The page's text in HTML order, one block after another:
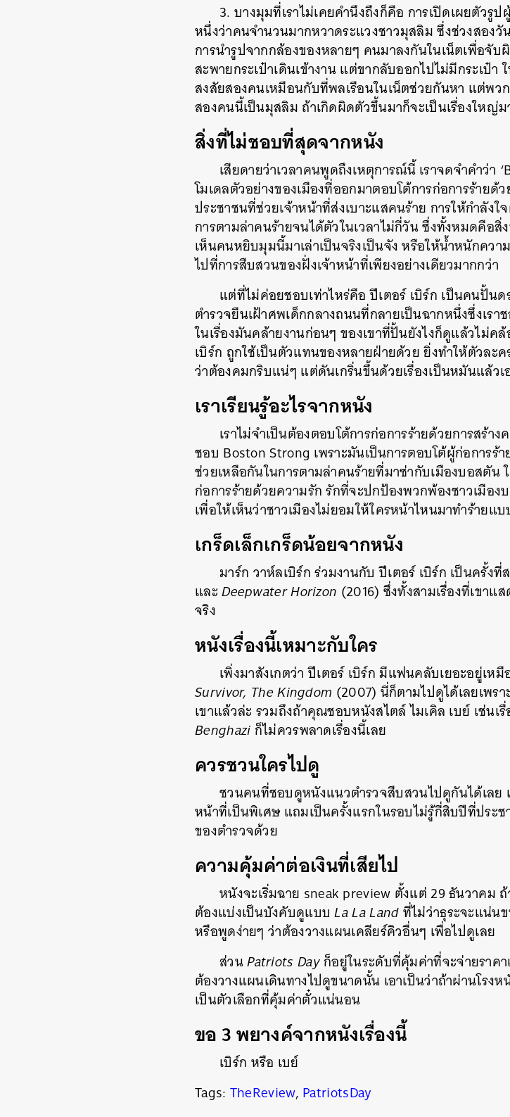
3. บางมุมที่เราไม่เคยคำนึงถึงก็คือ การเปิดเผยตัวรู
หนึ่งว่าคนจำนวนมากหวาดระแวงชาวมุสลิม ซึ่งช่วงสอง
การนำรูปจากกล้องของหลายๆ คนมาลงกันในเน็ตเพื่อจั
สะพายกระเป๋าเดินเข้างาน แต่ขากลับออกไปไม่มีกระเป๋
สงสัยสองคนเหมือนกับที่พลเรือนในเน็ตช่วยกันหา แต่พว
สองคนนี้เป็นมุสลิม ถ้าเกิดผิดตัวขึ้นมาก็จะเป็นเรื่องให
สิ่งที่ไม่ชอบที่สุดจากหนัง
เสียดายว่าเวลาคนพูดถึงเหตุการณ์นี้ เราจดจำคำว่า
โมเดลตัวอย่างของเมืองที่ออกมาตอบโต้การก่อการร้ายด้
ประชาชนที่ช่วยเจ้าหน้าที่ส่งเบาะแสคนร้าย การให้กำลัง
การตามล่าคนร้ายจนได้ตัวในเวลาไม่กี่วัน ซึ่งทั้งหมดคือ
เห็นคนหยิบมุมนี้มาเล่าเป็นจริงเป็นจัง หรือให้น้ำหนักค
ไปที่การสืบสวนของฝั่งเจ้าหน้าที่เพียงอย่างเดียวมากกว่า
แต่ที่ไม่ค่อยชอบเท่าไหร่คือ ปีเตอร์ เบิร์ก เป็นคนปั้น
ตำรวจยืนเฝ้าศพเด็กกลางถนนที่กลายเป็นฉากหนึ่งซึ่งเร
ในเรื่องมันคล้ายงานก่อนๆ ของเขาที่ปั้นยังไงก็ดูแล้วไม่ค
เบิร์ก ถูกใช้เป็นตัวแทนของหลายฝ่ายด้วย ยิ่งทำให้ตัวล
ว่าต้องคมกริบแน่ๆ แต่ดันเกริ่นขึ้นด้วยเรื่องเป็นหมันแล้ว
เราเรียนรู้อะไรจากหนัง
เราไม่จำเป็นต้องตอบโต้การก่อการร้ายด้วยการสร้า
ชอบ Boston Strong เพราะมันเป็นการตอบโต้ผู้ก่อการร้
ช่วยเหลือกันในการตามล่าคนร้ายที่มาซ่ากับเมืองบอสตั
ก่อการร้ายด้วยความรัก รักที่จะปกป้องพวกพ้องชาวเมือ
เพื่อให้เห็นว่าชาวเมืองไม่ยอมให้ใครหน้าไหนมาทำร้ายแ
เกร็ดเล็กเกร็ดน้อยจากหนัง
มาร์ก วาห์ลเบิร์ก ร่วมงานกับ ปีเตอร์ เบิร์ก เป็นครั้ง
และDeepwater Horizon (2016) ซึ่งทั้งสามเรื่องที่เขา
จริง
หนังเรื่องนี้เหมาะกับใคร
เพิ่งมาสังเกตว่า ปีเตอร์ เบิร์ก มีแฟนคลับเยอะอยู่เห
Survivor, The Kingdom (2007) นี่ก็ตามไปดูได้เลยเพร
เขาแล้วล่ะ รวมถึงถ้าคุณชอบหนังสไตล์ ไมเคิล เบย์ เช่นเรื่
Benghaziก็ไม่ควรพลาดเรื่องนี้เลย
ควรชวนใครไปดู
ชวนคนที่ชอบดูหนังแนวตำรวจสืบสวนไปดูกันได้เลย
หน้าที่เป็นพิเศษ แถมเป็นครั้งแรกในรอบไม่รู้กี่สิบปีที่ประ
ของตำรวจด้วย
ความคุ้มค่าต่อเงินที่เสียไป
หนังจะเริ่มฉาย sneak preview ตั้งแต่ 29 ธันวาคม
ต้องแบ่งเป็นบังคับดูแบบLa La Landที่ไม่ว่าธุระจะแน่น
หรือพูดง่ายๆ ว่าต้องวางแผนเคลียร์คิวอื่นๆ เพื่อไปดูเลย
ส่วนPatriots Dayก็อยู่ในระดับที่คุ้มค่าที่จะจ่ายราค
ต้องวางแผนเดินทางไปดูขนาดนั้น เอาเป็นว่าถ้าผ่านโรง
เป็นตัวเลือกที่คุ้มค่าตั๋วแน่นอน
ขอ3 พยางค์จากหนังเรื่องนี้
เบิร์ก หรือ เบย์
Tags: TheReview, PatriotsDay
SHARE TWEET